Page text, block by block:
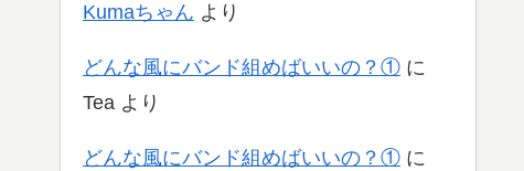
Kumaちゃん より
どんな風にバンド組めばいいの？① に
Tea より
どんな風にバンド組めばいいの？① に